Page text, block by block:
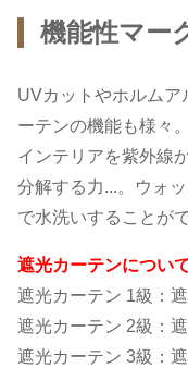
機能性マー
UVカットやホルムア
ーテンの機能も様々
インテリアを紫外線
分解する力...。ウォ
で水洗いすることが
遮光カーテンについ
遮光カーテン 1級：
遮光カーテン 2級：
遮光カーテン 3級：